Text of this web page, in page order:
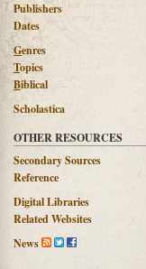
Publishers
Dates
Genres
Topics
Biblical
Scholastica
OTHER RESOURCES
Secondary Sources
Reference
Digital Libraries
Related Websites
News